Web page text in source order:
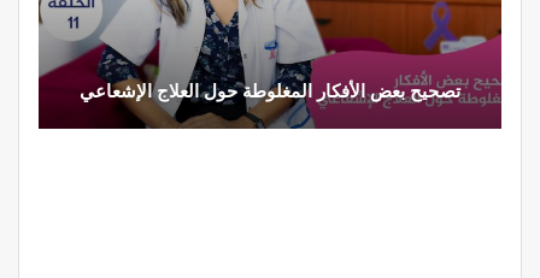
تصحيح بعض الأفكار المغلوطة حول العلاج الإشعاعي